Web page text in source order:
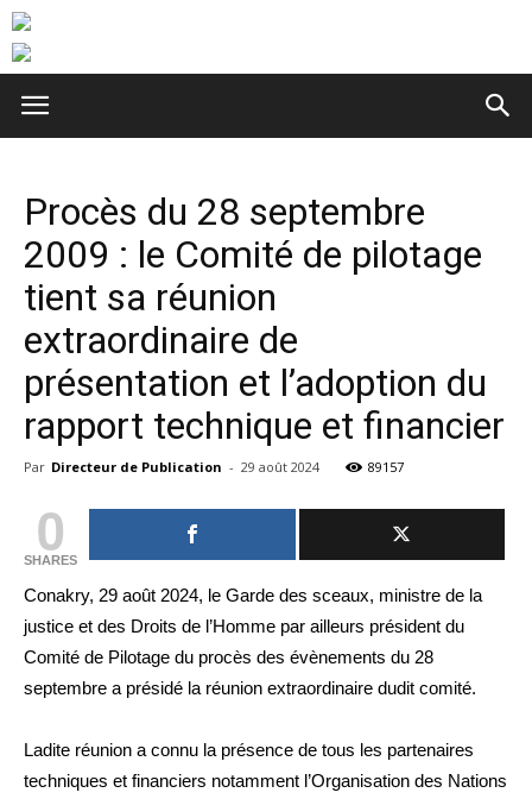
Procès du 28 septembre
2009 : le Comité de pilotage
tient sa réunion
extraordinaire de
présentation et l’adoption du
rapport technique et financier
Par Directeur de Publication - 29 août 2024 89157
0
SHARES
Conakry, 29 août 2024, le Garde des sceaux, ministre de la
justice et des Droits de l’Homme par ailleurs président du
Comité de Pilotage du procès des évènements du 28
septembre a présidé la réunion extraordinaire dudit comité.
Ladite réunion a connu la présence de tous les partenaires
techniques et financiers notamment l’Organisation des Nations